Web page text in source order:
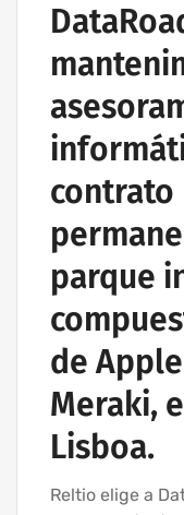
contrato
parque
de
Meraki,
Lisboa.
Reltio elige a